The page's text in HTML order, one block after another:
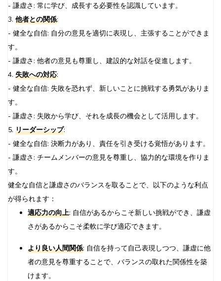
- 謙虚さ: 常に学び、成長する必要性を認識しています。
3. 他者との関係:
- 健全な自信: 自分の意見を適切に表現し、主張することができま
す。
- 謙虚さ: 他者の意見も尊重し、建設的な対話を促進します。
4. 失敗への対応:
- 健全な自信: 失敗を恐れず、新しいことに挑戦する勇気がありま
す。
- 謙虚さ: 失敗から学び、それを成長の機会として活用します。
5. リーダーシップ:
- 健全な自信: 決断力があり、責任を引き受ける覚悟があります。
- 謙虚さ: チームメンバーの意見を尊重し、協力的な環境を作りま
す。
健全な自信と謙虚さのバランスを取ることで、以下のような利点
が得られます：
適応力の向上: 自信があるからこそ新しい挑戦ができ、謙虚
さがあるからこそ柔軟に学び適応できます。
より良い人間関係: 自信を持って自己表現しつつ、謙虚に他
者の意見を尊重することで、バランスの取れた関係性を築
けます。